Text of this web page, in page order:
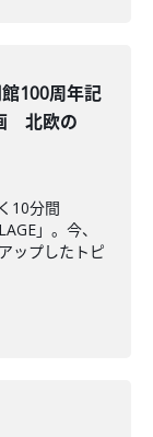
100周年記
北欧の
10分間
」。今、
ップしたトピ